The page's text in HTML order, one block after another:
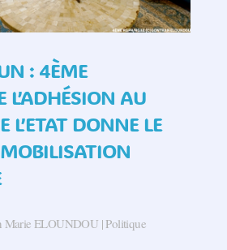
: 4ÈME
L’ADHÉSION AU
L’ETAT DONNE LE
Marie ELOUNDOU | Politique